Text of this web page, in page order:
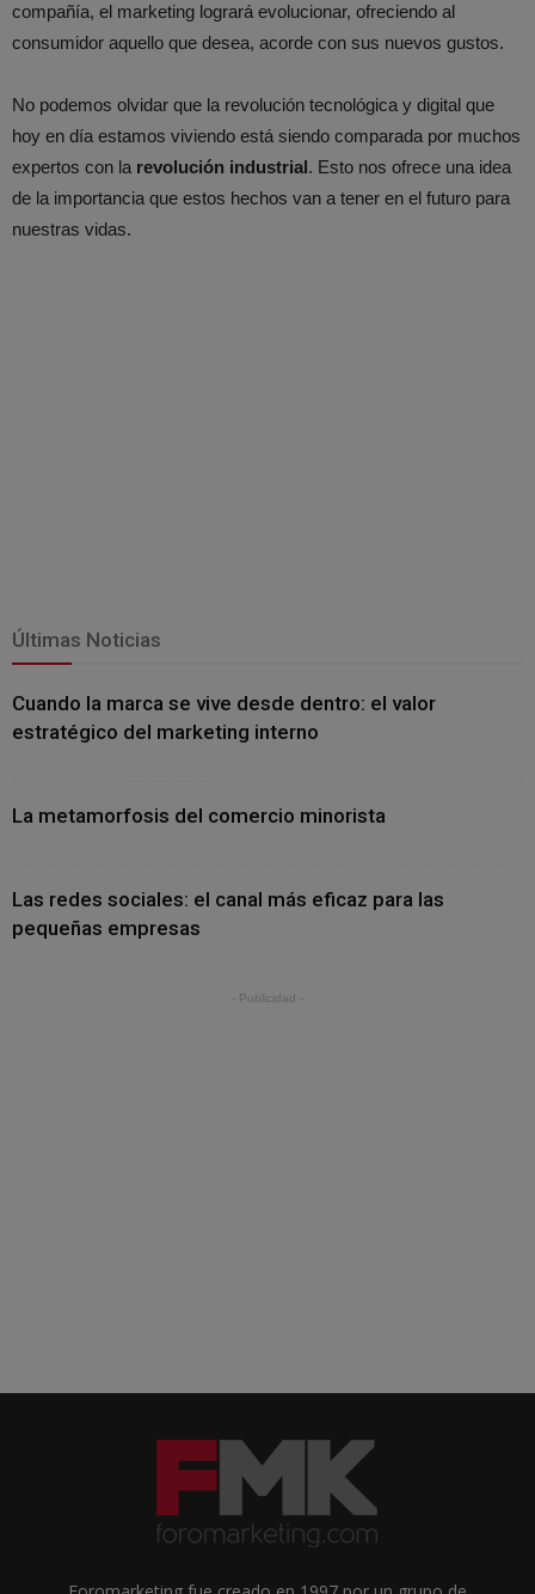
compañía, el marketing logrará evolucionar, ofreciendo al
consumidor aquello que desea, acorde con sus nuevos gustos.
No podemos olvidar que la revolución tecnológica y digital que
hoy en día estamos viviendo está siendo comparada por muchos
expertos con la revolución industrial. Esto nos ofrece una idea
de la importancia que estos hechos van a tener en el futuro para
nuestras vidas.
Últimas Noticias
Cuando la marca se vive desde dentro: el valor
estratégico del marketing interno
La metamorfosis del comercio minorista
Las redes sociales: el canal más eficaz para las
pequeñas empresas
- Publicidad -